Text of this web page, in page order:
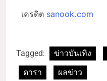
เครดิต sanook.com
Tagged: ข่าวบันเทิง
ดารา
ผลข่าว